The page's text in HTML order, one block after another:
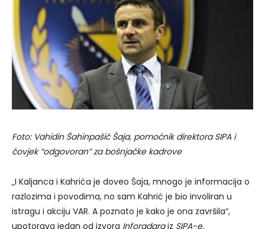
Foto: Vahidin Šahinpašić Šaja, pomoćnik direktora SIPA i
čovjek “odgovoran” za bošnjačke kadrove
„I Kaljanca i Kahrića je doveo Šaja, mnogo je informacija o
razlozima i povodima, no sam Kahrić je bio involiran u
istragu i akciju VAR. A poznato je kako je ona završila“,
upotorava jedan od izvora Inforadaraiz SIPA-e.